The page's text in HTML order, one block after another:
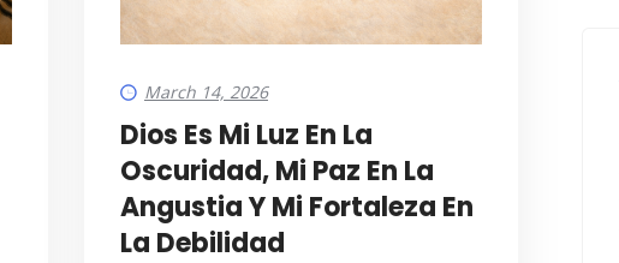
March 14, 2026
Dios Es Mi Luz En La
Oscuridad, Mi Paz En La
Angustia Y Mi Fortaleza En
La Debilidad